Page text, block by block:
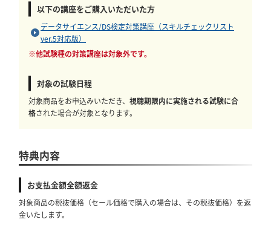
以下の講座をご購入いただいた方
データサイエンス/DS検定対策講座（スキルチェックリスト
ver.5対応版）
※他試験種の対策講座は対象外です。
対象の試験日程
対象商品をお申込みいただき、 視聴期限内に実施される試験に合
格された場合が対象となります。
特典内容
お支払金額全額返金
対象商品の税抜価格（セール価格で購入の場合は、その税抜価格）を返
金いたします。